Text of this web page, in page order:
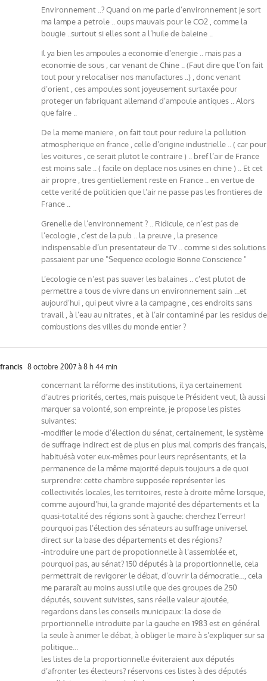
Environnement ..? Quand on me parle d’environnement je sort
ma lampe a petrole .. oups mauvais pour le CO2 , comme la
bougie ..surtout si elles sont a l’huile de baleine ..
Il ya bien les ampoules a economie d’energie .. mais pas a
economie de sous , car venant de Chine .. (Faut dire que l’on fait
tout pour y relocaliser nos manufactures ..) , donc venant
d’orient , ces ampoules sont joyeusement surtaxée pour
proteger un fabriquant allemand d’ampoule antiques .. Alors
que faire ..
De la meme maniere , on fait tout pour reduire la pollution
atmospherique en france , celle d’origine industrielle .. ( car pour
les voitures , ce serait plutot le contraire ) .. bref l’air de France
est moins sale .. ( facile on deplace nos usines en chine ) .. Et cet
air propre , tres gentiellement reste en France .. en vertue de
cette verité de politicien que l’air ne passe pas les frontieres de
France ..
Grenelle de l’environnement ? .. Ridicule, ce n’est pas de
l’ecologie , c’est de la pub .. la preuve , la presence
indispensable d’un presentateur de TV .. comme si des solutions
passaient par une "Sequence ecologie Bonne Conscience "
L’ecologie ce n’est pas suaver les balaines .. c’est plutot de
permettre a tous de vivre dans un environnement sain …et
aujourd’hui , qui peut vivre a la campagne , ces endroits sans
travail , à l’eau au nitrates , et à l’air contaminé par les residus de
combustions des villes du monde entier ?
francis 8 octobre 2007 à 8 h 44 min
concernant la réforme des institutions, il ya certainement
d’autres priorités, certes, mais puisque le Président veut, là aussi
marquer sa volonté, son empreinte, je propose les pistes
suivantes:
-modifier le mode d’élection du sénat, certainement, le système
de suffrage indirect est de plus en plus mal compris des français,
habituésà voter eux-mêmes pour leurs représentants, et la
permanence de la même majorité depuis toujours a de quoi
surprendre: cette chambre supposée représenter les
collectivités locales, les territoires, reste à droite même lorsque,
comme aujourd’hui, la grande majorité des départements et la
quasi-totalité des régions sont à gauche: cherchez l’erreur!
pourquoi pas l’élection des sénateurs au suffrage universel
direct sur la base des départements et des régions?
-introduire une part de propotionnelle à l’assemblée et,
pourquoi pas, au sénat? 150 députés à la proportionnelle, cela
permettrait de revigorer le débat, d’ouvrir la démocratie…, cela
me pararaît au moins aussi utile que des groupes de 250
députés, souvent suivistes, sans réelle valeur ajoutée,
regardons dans les conseils municipaux: la dose de
prportionnelle introduite par la gauche en 1983 est en général
la seule à animer le débat, à obliger le maire à s’expliquer sur sa
politique…
les listes de la proportionnelle éviteraient aux députés
d’afronter les électeurs? réservons ces listes à des députés